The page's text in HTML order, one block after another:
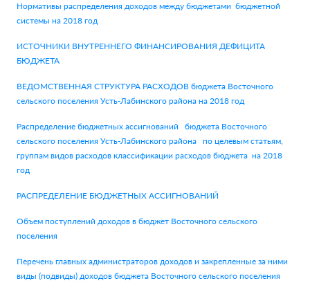
Нормативы распределения доходов между бюджетами бюджетной
системы на 2018 год
ИСТОЧНИКИ ВНУТРЕННЕГО ФИНАНСИРОВАНИЯ ДЕФИЦИТА
БЮДЖЕТА
ВЕДОМСТВЕННАЯ СТРУКТУРА РАСХОДОВ бюджета Восточного
сельского поселения Усть-Лабинского района на 2018 год
Распределение бюджетных ассигнований бюджета Восточного
сельского поселения Усть-Лабинского района по целевым статьям,
группам видов расходов классификации расходов бюджета на 2018
год
РАСПРЕДЕЛЕНИЕ БЮДЖЕТНЫХ АССИГНОВАНИЙ
Объем поступлений доходов в бюджет Восточного сельского
поселения
Перечень главных администраторов доходов и закрепленные за ними
виды (подвиды) доходов бюджета Восточного сельского поселения